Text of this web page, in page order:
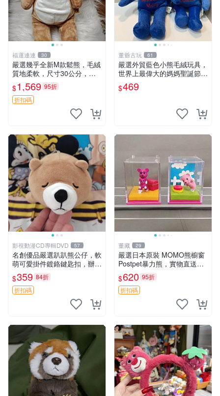
福運連連 30
嚴選幾乎全新M款鬆熊，毛絨
質地柔軟，尺寸30公分，做
工精緻可愛，適合收藏或贈送
親友。中古使用痕跡，手感依
然優良。 鬆熊 嬰熊 毛玩偶
$1,569 95折
折扣碼
董爺古玩 61
嚴選外貿藍色小熊毛絨玩具，
世界上最偉大的媽媽聖誕節推
薦禮物 五角星 兒童玩具 母親
節
$469
影視動漫CD專輯DVD 57
名創優品嚴選趴趴熊公仔，軟
萌可愛掛件鍍鉻鍵匙扣，辦公
放松好選擇 趴趴熊 鍍鉻鍵匙
扣 萬用掛件
$359 84折
折扣碼
董藏 29
嚴選日本原裝 MOMO熊櫥窗
Postpet暴力熊，實物直送新
臺灣。MOMO熊 暴力熊 熊貓
櫥窗
$620 95折
折扣碼